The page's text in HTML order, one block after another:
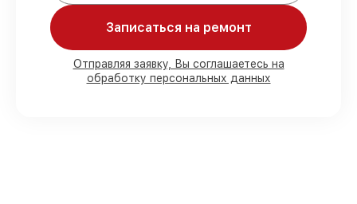
80%
работ выполняем с возможностью
личного присутствия владельца
90%комплектующих EOTech имеются на
Записаться на ремонт
Отправляя заявку, Вы соглашаетесь на
обработку персональных данных